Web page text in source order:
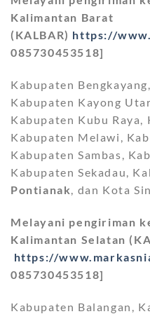
Kalimantan Barat
(KALBAR) https://
085730453518]
Kabupaten
Kabupaten Kayong
Kabupaten Kubu Raya,
Kabupaten Melawi,
Kabupaten Sambas,
Kabupaten Sekadau,
Pontianak, dan Kota
Melayani pengiriman
Kalimantan Selatan
https://
085730453518]
Kabupaten Balangan,